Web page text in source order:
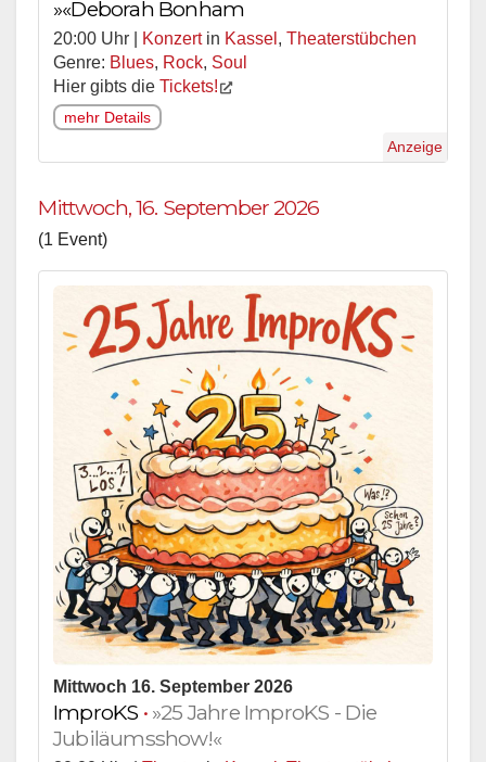
»«Deborah Bonham
20:00 Uhr | Konzertin Kassel , Theaterstübchen
Genre: Blues, Rock, Soul
Hier gibts die Tickets!
mehr Details
Anzeige
Mittwoch, 16. September 2026
(1 Event)
Mittwoch 16. September 2026
ImproKS • »25 Jahre ImproKS - Die
Jubiläumsshow!«